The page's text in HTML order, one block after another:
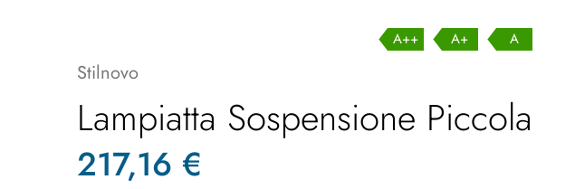
A++ A+ A
Stilnovo
Lampiatta Sospensione Piccola
217,16 €